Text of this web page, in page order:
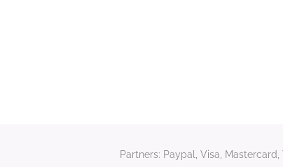
Partners: Paypal, Visa,